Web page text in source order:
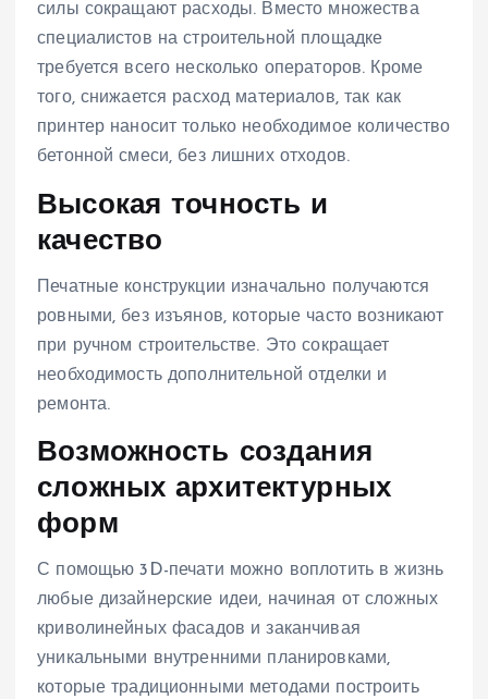
силы сокращают расходы. Вместо множества
специалистов на строительной площадке
требуется всего несколько операторов. Кроме
того, снижается расход материалов, так как
принтер наносит только необходимое количество
бетонной смеси, без лишних отходов.
Высокая точность и
качество
Печатные конструкции изначально получаются
ровными, без изъянов, которые часто возникают
при ручном строительстве. Это сокращает
необходимость дополнительной отделки и
ремонта.
Возможность создания
сложных архитектурных
форм
С помощью 3D-печати можно воплотить в жизнь
любые дизайнерские идеи, начиная от сложных
криволинейных фасадов и заканчивая
уникальными внутренними планировками,
которые традиционными методами построить